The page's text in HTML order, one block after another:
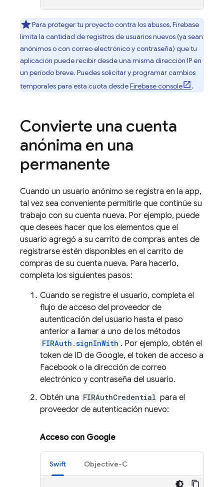
Para proteger tu proyecto contra los abusos, Firebase
limita la cantidad de registros de usuarios nuevos (ya sean
anónimos o con correo electrónico y contraseña) que tu
aplicación puede recibir desde una misma dirección IP en
un período breve. Puedes solicitar y programar cambios
temporales para esta cuota desdeFirebaseconsole .
Convierte una cuenta
anónima en una
permanente
Cuando un usuario anónimo se registra en la app,
tal vez sea conveniente permitirle que continúe su
trabajo con su cuenta nueva. Por ejemplo, puede
que desees hacer que los elementos que el
usuario agregó a su carrito de compras antes de
registrarse estén disponibles en el carrito de
compras de su cuenta nueva. Para hacerlo,
completa los siguientes pasos:
Cuando se registre el usuario, completa el
flujo de acceso del proveedor de
autenticación del usuario hasta el paso
anterior a llamar a uno de los métodos
FIRAuth.signInWith . Por ejemplo, obtén el
token de ID de Google, el token de acceso a
Facebook o la dirección de correo
electrónico y contraseña del usuario.
Obtén una FIRAuthCredential para el
proveedor de autenticación nuevo:
Acceso con Google
Swift Objective-C